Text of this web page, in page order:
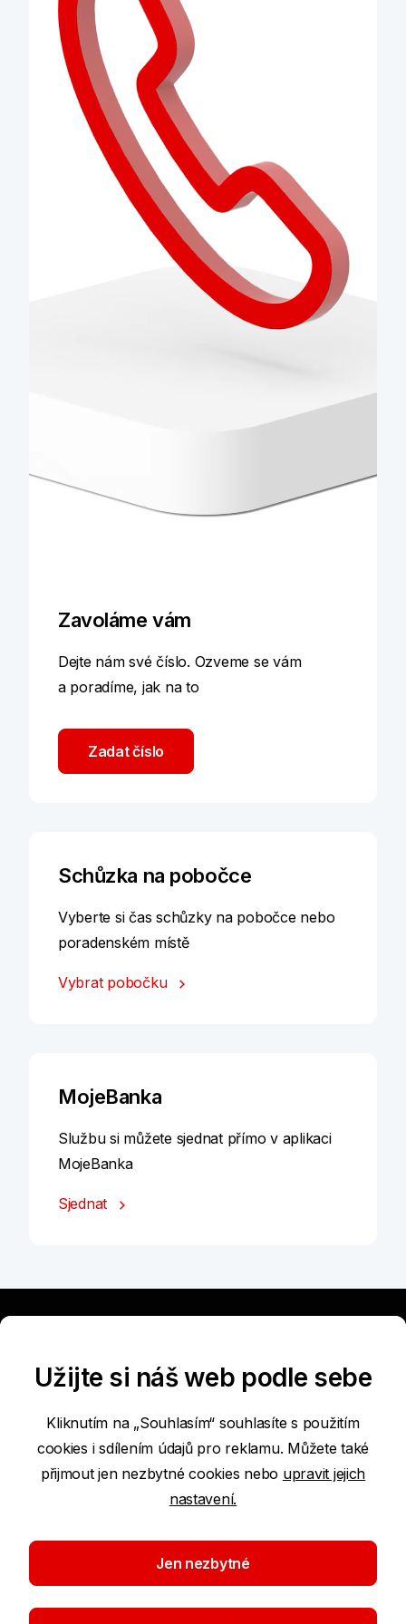
Zavoláme vám
Dejte nám své číslo. Ozveme se vám
a poradíme, jak na to
Zadat číslo
Schůzka na pobočce
Vyberte si čas schůzky na pobočce nebo
poradenském místě
Vybrat pobočku
MojeBanka
Službu si můžete sjednat přímo v aplikaci
MojeBanka
Sjednat
Nabídka
Nástroje a rady
O bance
Časté dotazy
Užijte si náš web podle sebe
Kliknutím na „Souhlasím“ souhlasíte s použitím
cookies i sdílením údajů pro reklamu. Můžete také
přijmout jen nezbytné cookies nebo upravit jejich
nastavení.
Jen nezbytné